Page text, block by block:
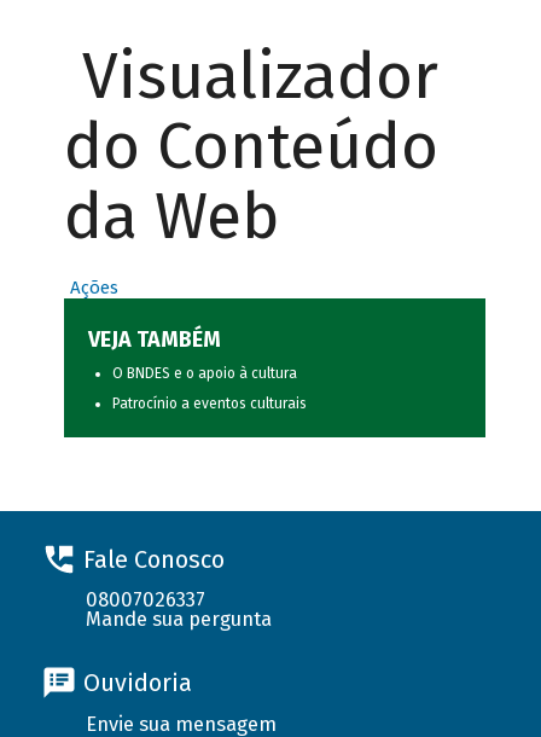
Visualizador
do Conteúdo
da Web
Ações
VEJA TAMBÉM
O BNDES e o apoio à cultura
Patrocínio a eventos culturais
Fale Conosco
08007026337
Mande sua pergunta
Ouvidoria
Envie sua mensagem